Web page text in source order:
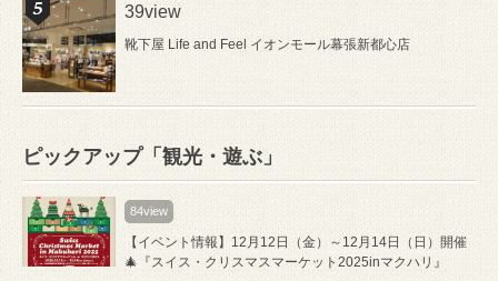
39view
靴下屋 Life and Feel イオンモール幕張新都心店
ピックアップ「観光・遊ぶ」
84view
【イベント情報】12月12日（金）～12月14日（日）開催
🎄『スイス・クリスマスマーケット2025inマクハリ』